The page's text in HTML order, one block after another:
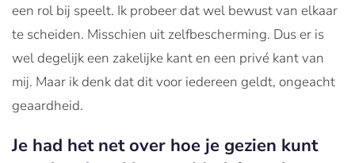
een rol bij speelt. Ik probeer dat wel bewust van elkaar
te scheiden. Misschien uit zelfbescherming. Dus er is
wel degelijk een zakelijke kant en een privé kant van
mij. Maar ik denk dat dit voor iedereen geldt, ongeacht
geaardheid.
Je had het net over hoe je gezien kunt